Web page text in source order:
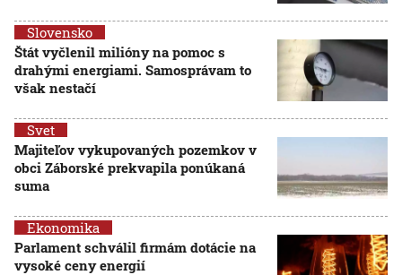
Slovensko
Štát vyčlenil milióny na pomoc s
drahými energiami. Samosprávam to
však nestačí
Svet
Majiteľov vykupovaných pozemkov v
obci Záborské prekvapila ponúkaná
suma
Ekonomika
Parlament schválil firmám dotácie na
vysoké ceny energií